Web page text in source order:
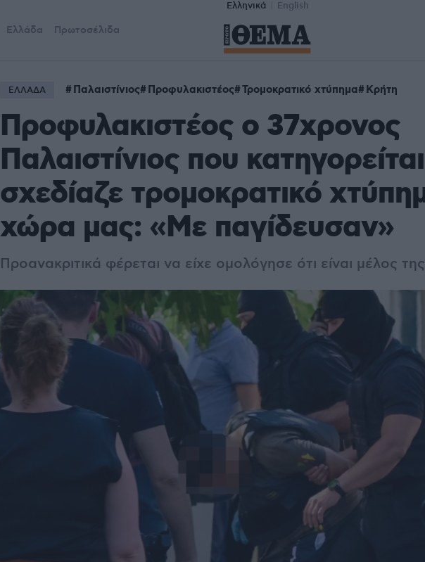
Ελληνικά English
Ελλάδα Πρωτοσέλιδα
ΕΛΛΑΔΑ Παλαιστίνιος Προφυλακιστέος Τρομοκρατικό χτύπημα Κρήτη
Προφυλακιστέος ο 37χρονος
Παλαιστίνιος που
σχεδίαζε τρομοκρατικό
χώρα μας: «Με παγίδευσαν»
Προανακριτικά φέρεται να είχε ομολόγησε ότι είναι μέλος